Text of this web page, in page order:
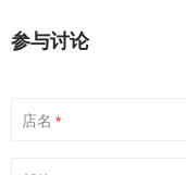
参与讨论
店名 *